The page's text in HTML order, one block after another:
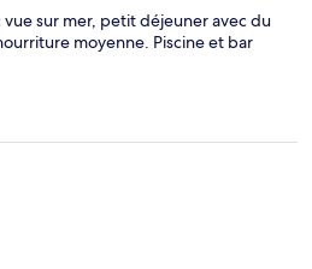
sur mer, petit déjeuner avec du
moyenne. Piscine et bar